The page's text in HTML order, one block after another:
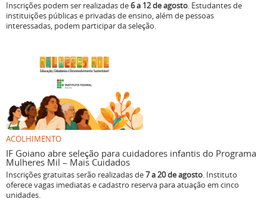
Inscrições podem ser realizadas de6 a 12 de agosto. Estudantes de
instituições públicas e privadas de ensino, além de pessoas
interessadas, podem participar da seleção.
ACOLHIMENTO
IF Goiano abre seleção para cuidadores infantis do Programa
Mulheres Mil – Mais Cuidados
Inscrições gratuitas serão realizadas de7 a 20 de agosto. Instituto
oferece vagas imediatas e cadastro reserva para atuação em cinco
unidades.